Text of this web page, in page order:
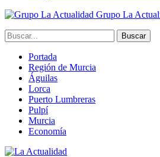
Grupo La
Portada
Región de Murcia
Águilas
Lorca
Puerto Lumbreras
Pulpí
Murcia
Economía